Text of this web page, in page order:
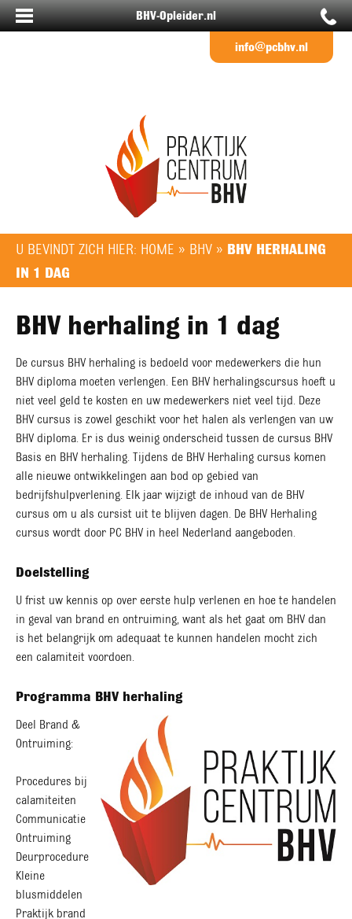
BHV-Opleider.nl
info@pcbhv.nl
U BEVINDT ZICH HIER: HOME » BHV » BHV HERHALING
IN 1 DAG
BHV herhaling in 1 dag
De cursus BHV herhaling is bedoeld voor medewerkers die hun
BHV diploma moeten verlengen. Een BHV herhalingscursus hoeft u
niet veel geld te kosten en uw medewerkers niet veel tijd. Deze
BHV cursus is zowel geschikt voor het halen als verlengen van uw
BHV diploma. Er is dus weinig onderscheid tussen de cursus BHV
Basis en BHV herhaling. Tijdens de BHV Herhaling cursus komen
alle nieuwe ontwikkelingen aan bod op gebied van
bedrijfshulpverlening. Elk jaar wijzigt de inhoud van de BHV
cursus om u als cursist uit te blijven dagen. De BHV Herhaling
cursus wordt door PC BHV in heel Nederland aangeboden.
Doelstelling
U frist uw kennis op over eerste hulp verlenen en hoe te handelen
in geval van brand en ontruiming, want als het gaat om BHV dan
is het belangrijk om adequaat te kunnen handelen mocht zich
een calamiteit voordoen.
Programma BHV herhaling
Deel Brand &
Ontruiming:
Procedures bij
calamiteiten
Communicatie
Ontruiming
Deurprocedure
Kleine
blusmiddelen
Praktijk brand